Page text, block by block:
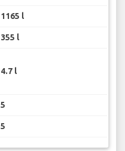
1165 l
355 l
4.7 l
5
5